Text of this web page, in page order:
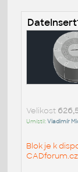
Velikost
Umístil:Vladimír
Blok je k